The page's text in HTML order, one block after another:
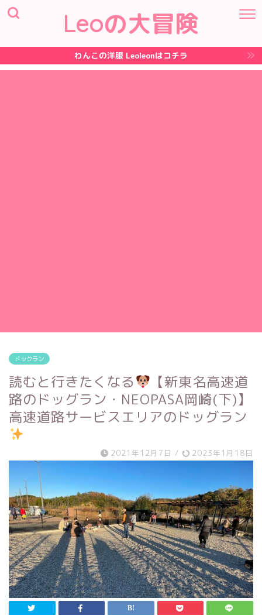
Leoの大冒険
わんこの洋服 Leoleonはコチラ
ドックラン
読むと行きたくなる
【新東名高速道
路のドッグラン・NEOPASA岡崎(下)】
高速道路サービスエリアのドッグラン
2021年12月7日 / 2023年1月18日